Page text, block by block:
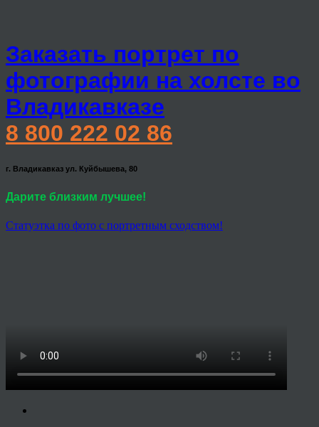
Заказать портрет по
фотографии на холсте во
Владикавказе
8 800 222 02 86
г. Владикавказ ул. Куйбышева, 80
Дарите близким лучшее!
Статуэтка по фото с портретным сходством!